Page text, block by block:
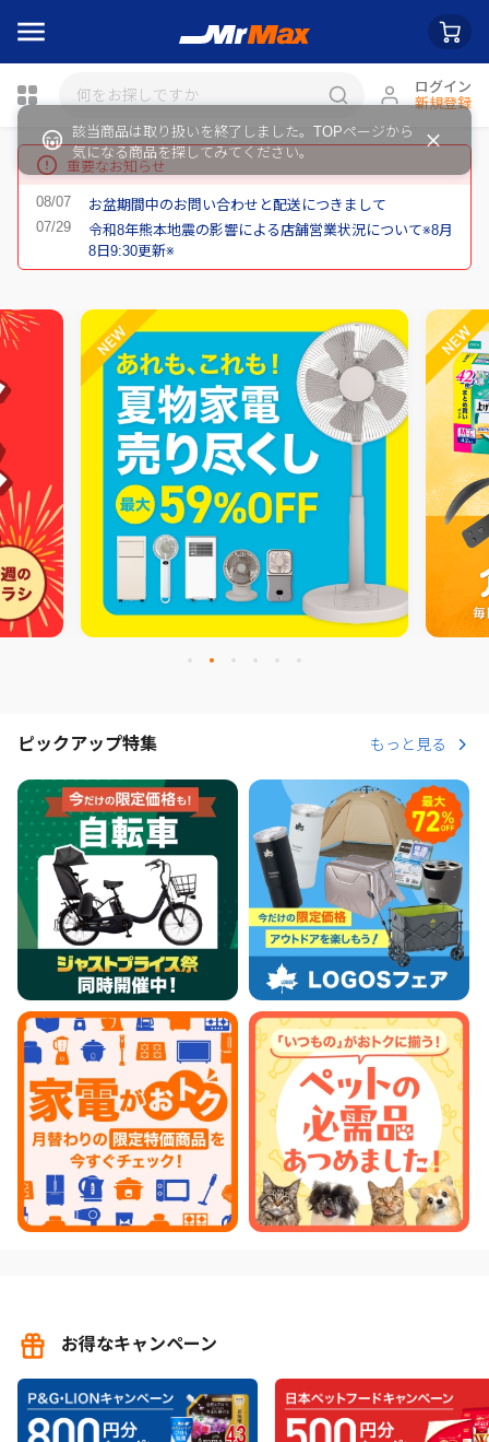
ログイン
新規登録
瓶詰
重要なお知らせ
お盆期間中のお問い合わせと配送につきまして
令和8年熊本地震の影響による店舗営業状況について※8月
8日9:30更新※
ピックアップ特集 もっと見る
お得なキャンペーン